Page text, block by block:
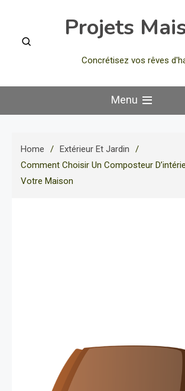
content
Projets
Concrétisez vos rêves
Menu
Home
Extérieur Et Jardin
Comment Choisir Un Composteur
Votre Maison